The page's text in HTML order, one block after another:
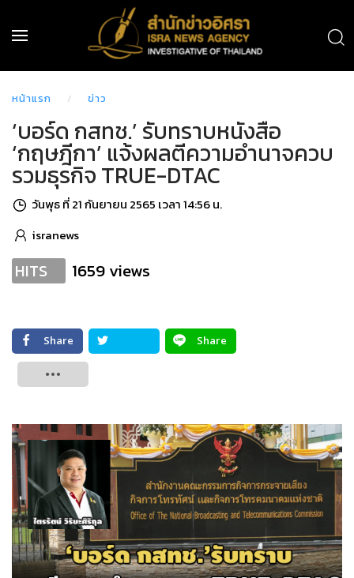
หน้าแรก ข่าว
‘บอร์ด กสทช.’ รับทราบหนังสือ
‘กฤษฎีกา’ แจ้งผลตีความอำนาจควบ
รวมธุรกิจ TRUE-DTAC
วันพุธ ที่ 21 กันยายน 2565 เวลา 14:56 น.
isranews
HITS 1659 views
Share
Share